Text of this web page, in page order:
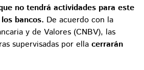
no tendrá actividades para este
bancos. De acuerdo con la
y de Valores (CNBV), las
supervisadas por ella cerrarán